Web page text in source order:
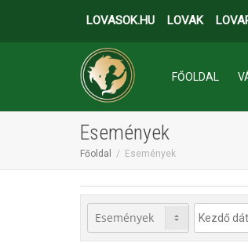
LOVASOK.HU LOVAK
FŐOLDAL
Események
Főoldal Események